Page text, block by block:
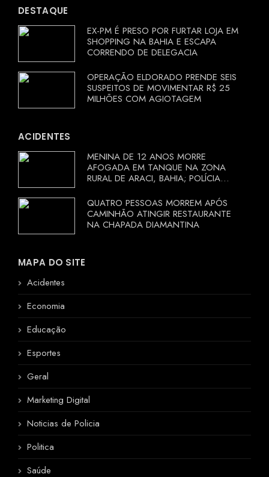
DESTAQUE
EX-PM É PRESO POR FURTAR LOJA EM
SHOPPING NA BAHIA E ESCAPA
CORRENDO DE DELEGACIA
OPERAÇÃO ELDORADO PRENDE SEIS
SUSPEITOS DE MOVIMENTAR R$ 25
MILHÕES COM AGIOTAGEM
ACIDENTES
MENINA DE 12 ANOS MORRE
AFOGADA EM TANQUE NA ZONA
RURAL DE ARACI, BAHIA; POLÍCIA
QUATRO PESSOAS MORREM APÓS
CAMINHÃO ATINGIR RESTAURANTE
NA CHAPADA DIAMANTINA
MAPA DO SITE
Acidentes
Economia
Educação
Esportes
Geral
Marketing Digital
Noticias de Policia
Politica
Saúde